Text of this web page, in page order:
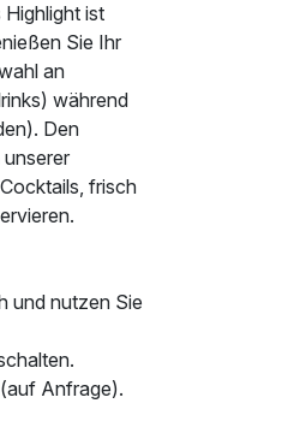
ist
Sie Ihr
an
während
Den
frisch
und nutzen Sie
Anfrage).